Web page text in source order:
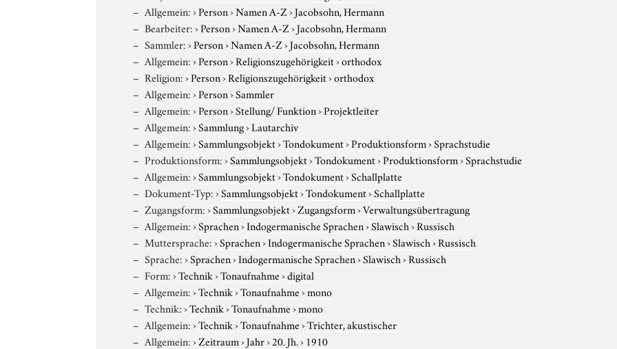
Allgemein:›Person›Namen A-Z›Jacobsohn, Hermann
Bearbeiter:›Person›Namen A-Z›Jacobsohn, Hermann
Sammler:›Person›Namen A-Z›Jacobsohn, Hermann
Allgemein:›Person›Religionszugehörigkeit›orthodox
Religion:›Person›Religionszugehörigkeit›orthodox
Allgemein:›Person›Sammler
Allgemein:›Person›Stellung/ Funktion›Projektleiter
Allgemein:›Sammlung›Lautarchiv
Allgemein:›Sammlungsobjekt›Tondokument›Produktionsform›Sprachstudie
Produktionsform:›Sammlungsobjekt›Tondokument›Produktionsform›Sprachstudie
Allgemein:›Sammlungsobjekt›Tondokument›Schallplatte
Dokument-Typ:›Sammlungsobjekt›Tondokument›Schallplatte
Zugangsform:›Sammlungsobjekt›Zugangsform›Verwaltungsübertragung
Allgemein:›Sprachen›Indogermanische Sprachen›Slawisch›Russisch
Muttersprache:›Sprachen›Indogermanische Sprachen›Slawisch›Russisch
Sprache:›Sprachen›Indogermanische Sprachen›Slawisch›Russisch
Form:›Technik›Tonaufnahme›digital
Allgemein:›Technik›Tonaufnahme›mono
Technik:›Technik›Tonaufnahme›mono
Allgemein:›Technik›Tonaufnahme›Trichter, akustischer
Allgemein:›Zeitraum›Jahr›20. Jh.› 1910